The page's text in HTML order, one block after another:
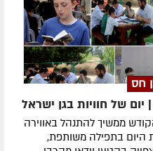
חס
של חוויות בגן ישראל
ממשיך להתנהל באווירה
היום בתפילה משותפת,